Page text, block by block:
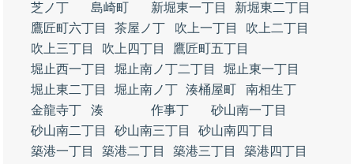
芝ノ丁
島崎町 新堀東一丁目
新堀東二丁目
鷹匠町六丁目
茶屋ノ丁 吹上一丁目
吹上二丁目
吹上三丁目
吹上四丁目
鷹匠町五丁目
堀止西一丁目
堀止南ノ丁二丁目
堀止東一丁目
堀止東二丁目
堀止南ノ丁 湊桶屋町
南相生丁
金龍寺丁
湊 作事丁
砂山南一丁目
砂山南二丁目
砂山南三丁目
砂山南四丁目
築港一丁目
築港二丁目 築港三丁目
築港四丁目